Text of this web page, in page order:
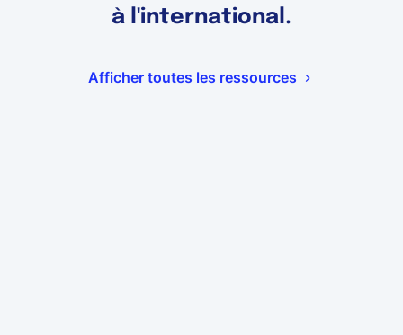
à l'international.
Afficher toutes les ressources